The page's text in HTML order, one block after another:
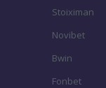
Stoiximan
Novibet
Bwin
Fonbet